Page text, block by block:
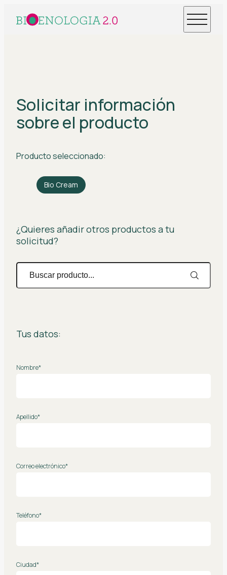
Solicitar información
sobre el producto
Producto seleccionado:
Bio Cream
¿Quieres añadir otros productos a tu
solicitud?
Tus datos:
Nombre*
Apellido*
Correo electrónico*
Teléfono*
Ciudad*